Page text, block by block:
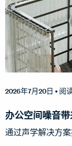
2026年7月20日 • 阅
办公空间噪音
通过声学解决方